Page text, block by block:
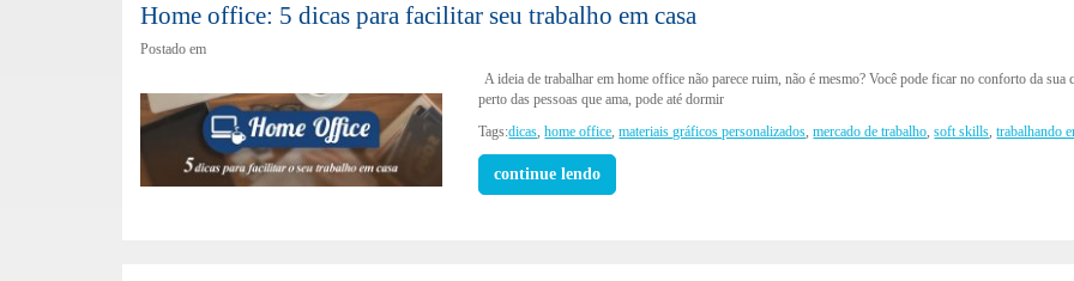
Home office: 5 dicas para facilitar seu trabalho em casa
Postado em
A ideia de trabalhar em home office não parece ruim, não é mesmo? Você pode ficar no conforto da sua
perto das pessoas que ama, pode até dormir
Tags:dicas,home office,materiais gráficos personalizados,mercado de trabalho,soft skills,trabalhando
continue lendo